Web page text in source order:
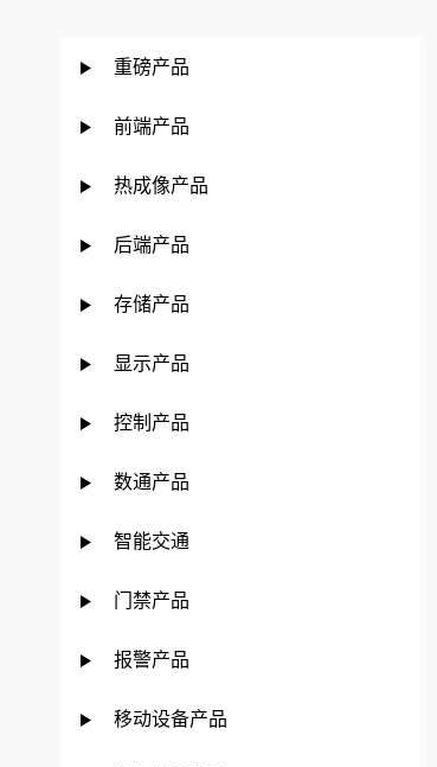
重磅产品
前端产品
热成像产品
后端产品
存储产品
显示产品
控制产品
数通产品
智能交通
门禁产品
报警产品
移动设备产品